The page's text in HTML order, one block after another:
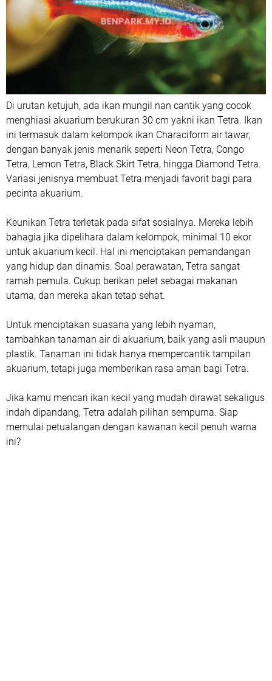
Di urutan ketujuh, ada ikan mungil nan cantik yang cocok
menghiasi akuarium berukuran 30 cm yakni ikan Tetra. Ikan
ini termasuk dalam kelompok ikan Characiform air tawar,
dengan banyak jenis menarik seperti Neon Tetra, Congo
Tetra, Lemon Tetra, Black Skirt Tetra, hingga Diamond Tetra.
Variasi jenisnya membuat Tetra menjadi favorit bagi para
pecinta akuarium.
Keunikan Tetra terletak pada sifat sosialnya. Mereka lebih
bahagia jika dipelihara dalam kelompok, minimal 10 ekor
untuk akuarium kecil. Hal ini menciptakan pemandangan
yang hidup dan dinamis. Soal perawatan, Tetra sangat
ramah pemula. Cukup berikan pelet sebagai makanan
utama, dan mereka akan tetap sehat.
Untuk menciptakan suasana yang lebih nyaman,
tambahkan tanaman air di akuarium, baik yang asli maupun
plastik. Tanaman ini tidak hanya mempercantik tampilan
akuarium, tetapi juga memberikan rasa aman bagi Tetra.
Jika kamu mencari ikan kecil yang mudah dirawat sekaligus
indah dipandang, Tetra adalah pilihan sempurna. Siap
memulai petualangan dengan kawanan kecil penuh warna
ini?